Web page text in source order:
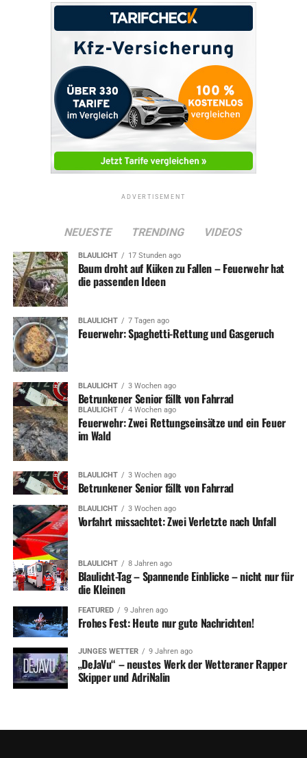
ADVERTISEMENT
NEUESTE TRENDING VIDEOS
BLAULICHT 17 Stunden ago
Baum droht auf Küken zu Fallen – Feuerwehr hat
die passenden Ideen
BLAULICHT 7 Tagen ago
Feuerwehr: Spaghetti-Rettung und Gasgeruch
BLAULICHT 3 Wochen ago
Betrunkener Senior fällt von Fahrrad
BLAULICHT 4 Wochen ago
Feuerwehr: Zwei Rettungseinsätze und ein Feuer
im Wald
BLAULICHT 3 Wochen ago
Betrunkener Senior fällt von Fahrrad
BLAULICHT 3 Wochen ago
Vorfahrt missachtet: Zwei Verletzte nach Unfall
BLAULICHT 8 Jahren ago
Blaulicht-Tag – Spannende Einblicke – nicht nur für
die Kleinen
FEATURED 9 Jahren ago
Frohes Fest: Heute nur gute Nachrichten!
JUNGES WETTER 9 Jahren ago
„DeJaVu“ – neustes Werk der Wetteraner Rapper
Skipper und AdriNalin